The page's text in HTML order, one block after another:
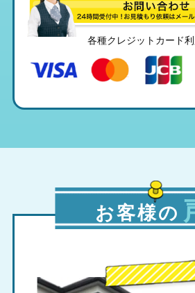
各種クレジットカード
お客様の